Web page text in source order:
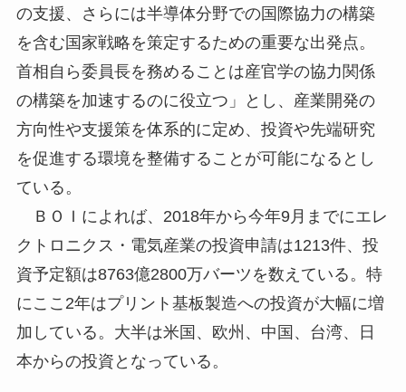
の支援、さらには半導体分野での国際協力の構築
を含む国家戦略を策定するための重要な出発点。
首相自ら委員長を務めることは産官学の協力関係
の構築を加速するのに役立つ」とし、産業開発の
方向性や支援策を体系的に定め、投資や先端研究
を促進する環境を整備することが可能になるとし
ている。
ＢＯＩによれば、2018年から今年9月までにエレ
クトロニクス・電気産業の投資申請は1213件、投
資予定額は8763億2800万バーツを数えている。特
にここ2年はプリント基板製造への投資が大幅に増
加している。大半は米国、欧州、中国、台湾、日
本からの投資となっている。